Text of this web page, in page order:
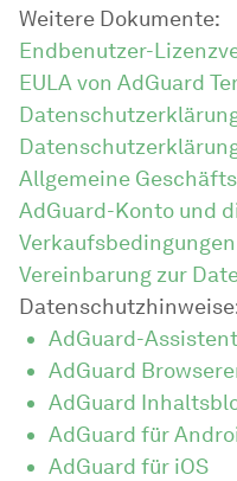
Weitere Dokumente:
Endbenutzer-
EULA von AdGuard
Allgemeine
AdGuard-Konto und
Verkaufsbedingungen
Vereinbarung zur
AdGuard-Assistent
AdGuard
AdGuard
AdGuard für
AdGuard für iOS